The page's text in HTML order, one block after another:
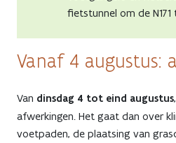
fietstunnel om de N171
Vanaf 4 augustus:
Van dinsdag 4 tot eind augustus
afwerkingen. Het gaat dan over
voetpaden, de plaatsing van